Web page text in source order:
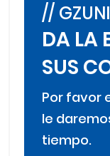
//
DA LA
SUS
Por favor
le
tiempo.